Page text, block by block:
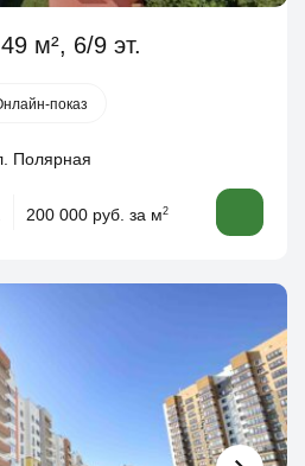
м², 6/9 эт.
показ
Полярная
200 000 руб. за м2